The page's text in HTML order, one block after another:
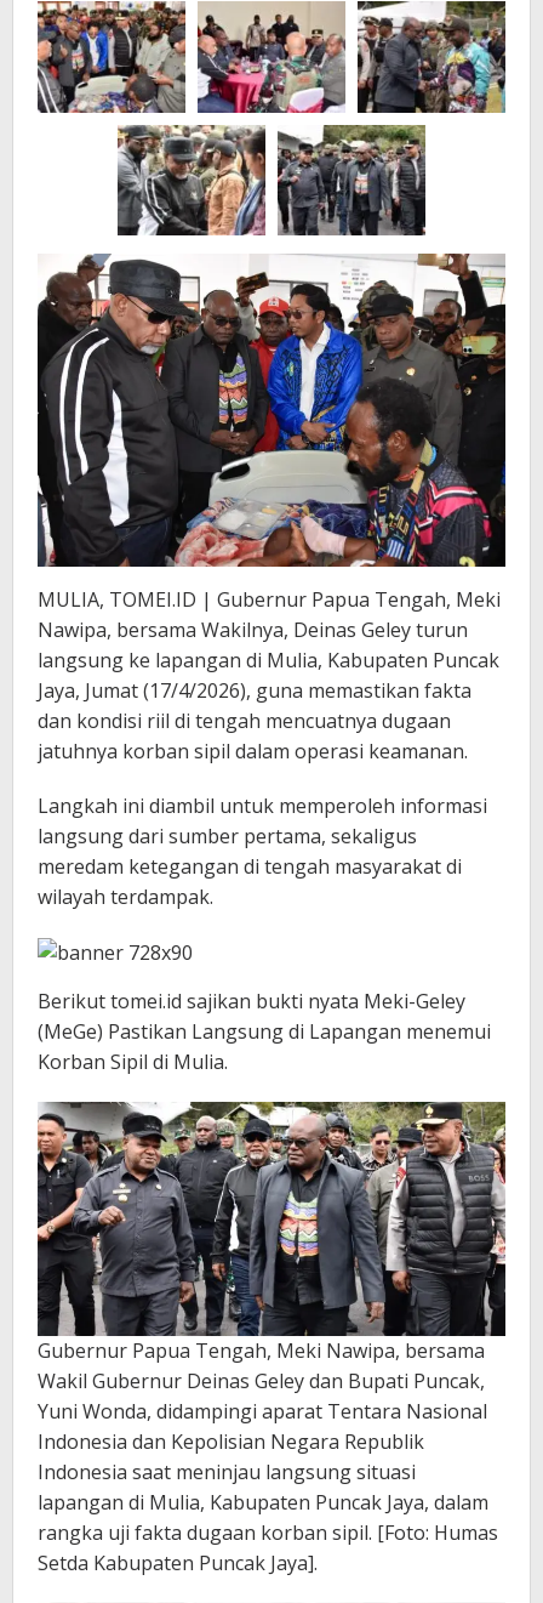
di
Mulia
MULIA, TOMEI.ID | Gubernur Papua Tengah, Meki
Nawipa, bersama Wakilnya, Deinas Geley turun
langsung ke lapangan di Mulia, Kabupaten Puncak
Jaya, Jumat (17/4/2026), guna memastikan fakta
dan kondisi riil di tengah mencuatnya dugaan
jatuhnya korban sipil dalam operasi keamanan.
Langkah ini diambil untuk memperoleh informasi
langsung dari sumber pertama, sekaligus
meredam ketegangan di tengah masyarakat di
wilayah terdampak.
Berikut tomei.id sajikan bukti nyata Meki-Geley
(MeGe) Pastikan Langsung di Lapangan menemui
Korban Sipil di Mulia.
Gubernur Papua Tengah, Meki Nawipa, bersama
Wakil Gubernur Deinas Geley dan Bupati Puncak,
Yuni Wonda, didampingi aparat Tentara Nasional
Indonesia dan Kepolisian Negara Republik
Indonesia saat meninjau langsung situasi
lapangan di Mulia, Kabupaten Puncak Jaya, dalam
rangka uji fakta dugaan korban sipil. [Foto: Humas
Setda Kabupaten Puncak Jaya].